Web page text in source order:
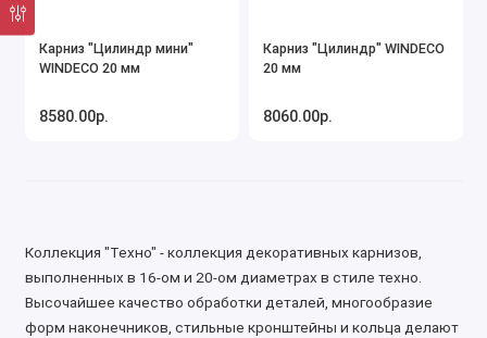
Карниз "Цилиндр мини"
WINDECO 20 мм
8580.00р.
Карниз "Цилиндр" WINDECO
20 мм
8060.00р.
Коллекция "Техно" - коллекция декоративных карнизов,
выполненных в 16-ом и 20-ом диаметрах в стиле техно.
Высочайшее качество обработки деталей, многообразие
форм наконечников, стильные кронштейны и кольца делают